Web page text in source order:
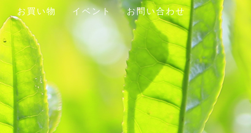
お買い物 イベント お問い合わせ